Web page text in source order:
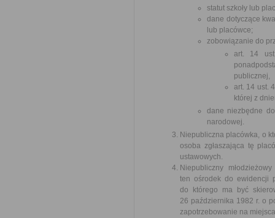
statut szkoły lub
dane dotyczące
lub placówce;
zobowiązanie do
art. 14
publicznej,
art. 14 ust.
której z
dane niezbędne
narodowej.
Niepubliczna placówka, o
osoba zgłaszająca tę
ustawowych.
Niepubliczny
ten ośrodek do ewidencji
do którego ma być
26 października 1982 r. o
zapotrzebowanie na